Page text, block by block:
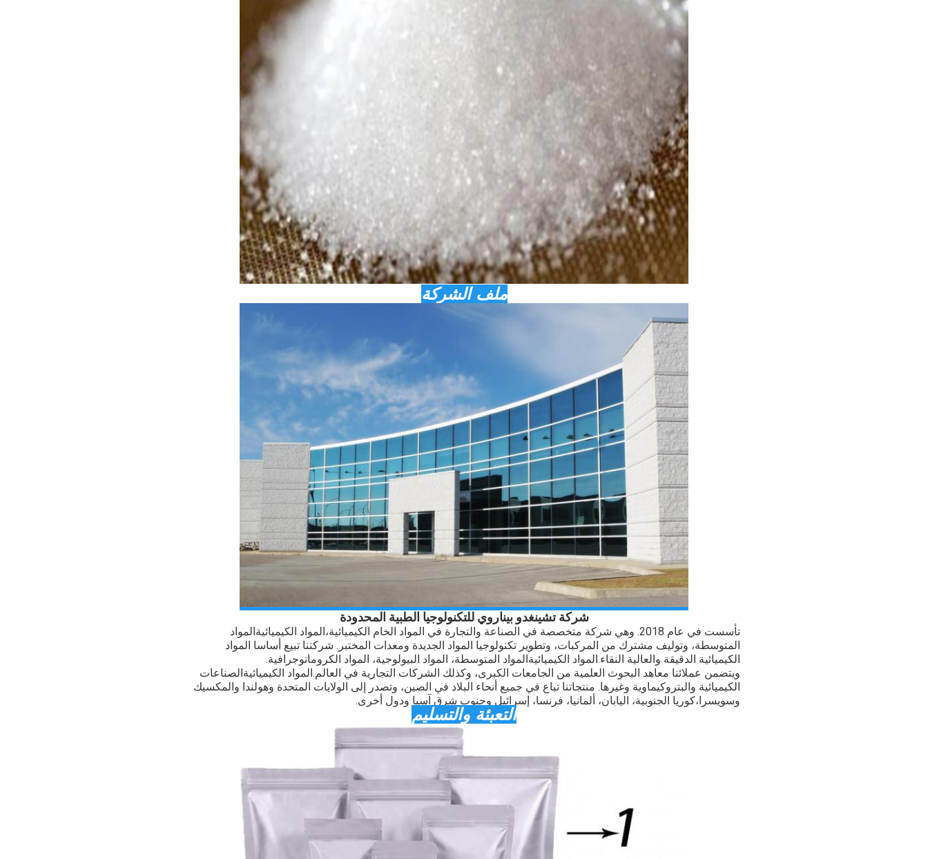
ملف الشركة
شركة تشينغدو بيناروي للتكنولوجيا الطبية المحدودة
تأسست في عام 2018. وهي شركة متخصصة في الصناعة والتجارة في المواد الخام الكيميائية، المواد الكيميائية المواد
المتوسطة، وتوليف مشترك من المركبات، وتطوير تكنولوجيا المواد الجديدة ومعدات المختبر. شركتنا تبيع أساسا المواد
الكيميائية الدقيقة والعالية النقاء. المواد الكيميائية المواد المتوسطة، المواد البيولوجية، المواد الكروماتوجرافية.
ويتضمن عملائنا معاهد البحوث العلمية من الجامعات الكبرى، وكذلك الشركات التجارية في العالم. المواد الكيميائية الصناعات
الكيميائية والبتروكيماوية وغيرها. منتجاتنا تباع في جميع أنحاء البلاد في الصين، وتصدر إلى الولايات المتحدة وهولندا والمكسيك
وسويسرا،كوريا الجنوبية، اليابان، ألمانيا، فرنسا، إسرائيل وجنوب شرق آسيا ودول أخرى.
التعبئة والتسليم